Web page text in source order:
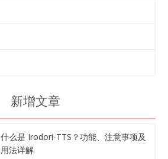
新增文章
什么是 Irodori-TTS？功能、注意事项及
用法详解